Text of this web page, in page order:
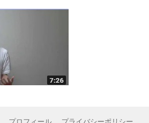
プロフィール プライバシーポリシー